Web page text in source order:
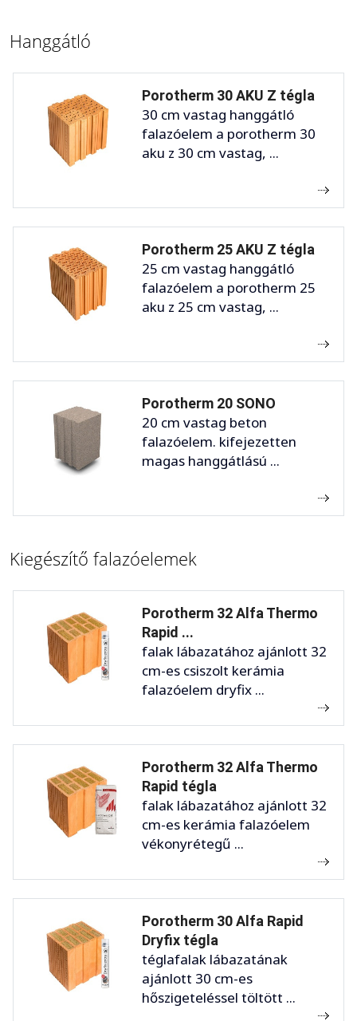
Hanggátló
Porotherm 30 AKU Z tégla
30 cm vastag hanggátló
falazóelem a porotherm 30
aku z 30 cm vastag, ...
Porotherm 25 AKU Z tégla
25 cm vastag hanggátló
falazóelem a porotherm 25
aku z 25 cm vastag, ...
Porotherm 20 SONO
20 cm vastag beton
falazóelem. kifejezetten
magas hanggátlású ...
Kiegészítő falazóelemek
Porotherm 32 Alfa Thermo
Rapid ...
falak lábazatához ajánlott 32
cm-es csiszolt kerámia
falazóelem dryfix ...
Porotherm 32 Alfa Thermo
Rapid tégla
falak lábazatához ajánlott 32
cm-es kerámia falazóelem
vékonyrétegű ...
Porotherm 30 Alfa Rapid
Dryfix tégla
téglafalak lábazatának
ajánlott 30 cm-es
hőszigeteléssel töltött ...